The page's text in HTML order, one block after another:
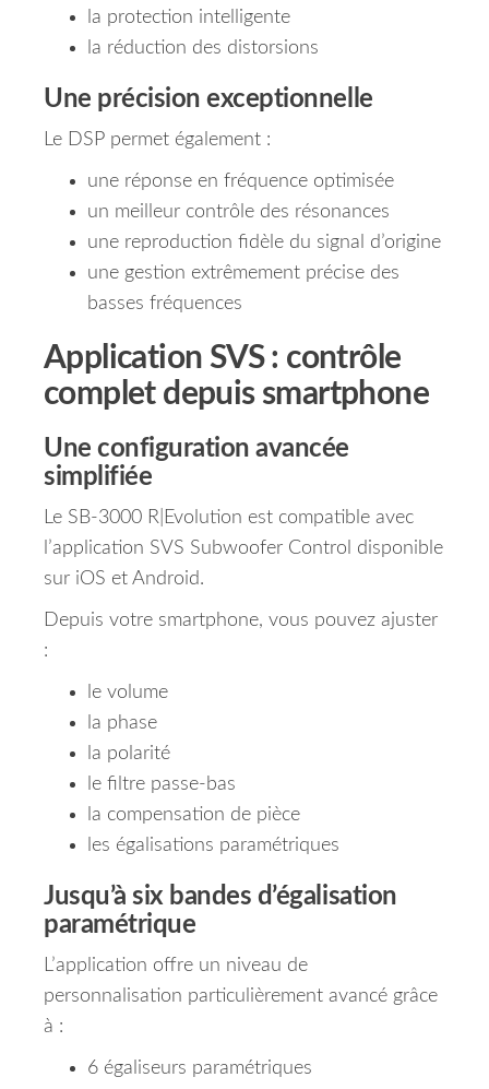
la protection intelligente
la réduction des distorsions
Une précision exceptionnelle
Le DSP permet également :
une réponse en fréquence optimisée
un meilleur contrôle des résonances
une reproduction fidèle du signal d’origine
une gestion extrêmement précise des
basses fréquences
Application SVS : contrôle
complet depuis smartphone
Une configuration avancée
simplifiée
Le SB-3000 R|Evolution est compatible avec
l’application SVS Subwoofer Control disponible
sur iOS et Android.
Depuis votre smartphone, vous pouvez ajuster
:
le volume
la phase
la polarité
le filtre passe-bas
la compensation de pièce
les égalisations paramétriques
Jusqu’à six bandes d’égalisation
paramétrique
L’application offre un niveau de
personnalisation particulièrement avancé grâce
à :
6 égaliseurs paramétriques